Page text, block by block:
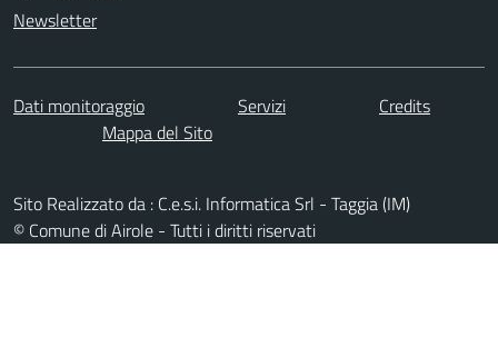
Newsletter
Dati monitoraggio Servizi
Credits
Mappa del Sito
Sito Realizzato da : C.e.s.i. Informatica Srl - Taggia (IM)
© Comune di Airole - Tutti i diritti riservati